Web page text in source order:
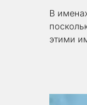
В
этими